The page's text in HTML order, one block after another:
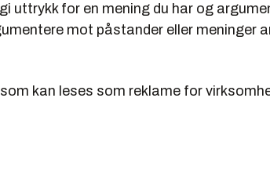
uttrykk for en mening du har og
mot påstander eller meninger
kan leses som reklame for